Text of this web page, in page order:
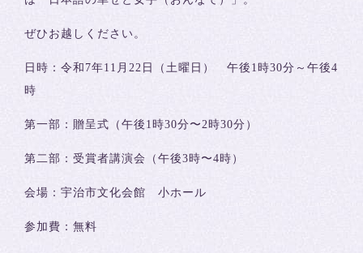
ぜひお越しください。
日時：令和7年11月22日（土曜日） 午後1時30分～午後4
時
第一部：贈呈式（午後1時30分〜2時30分）
第二部：受賞者講演会（午後3時〜4時）
会場：宇治市文化会館 小ホール
参加費：無料